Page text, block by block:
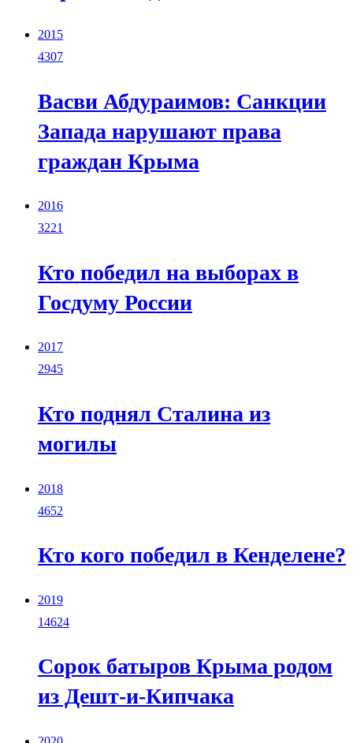
2015
4307
Васви Абдураимов: Санкции
Запада нарушают права
граждан Крыма
2016
3221
Кто победил на выборах в
Госдуму России
2017
2945
Кто поднял Сталина из
могилы
2018
4652
Кто кого победил в Кенделене?
2019
14624
Сорок батыров Крыма родом
из Дешт-и-Кипчака